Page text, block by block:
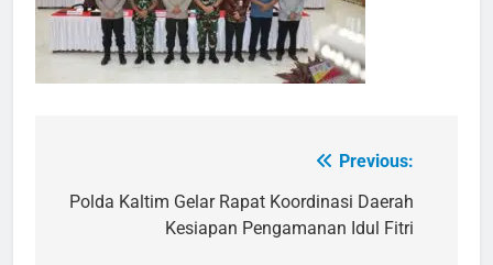
pos
Previous:
Polda Kaltim Gelar Rapat Koordinasi Daerah
Kesiapan Pengamanan Idul Fitri